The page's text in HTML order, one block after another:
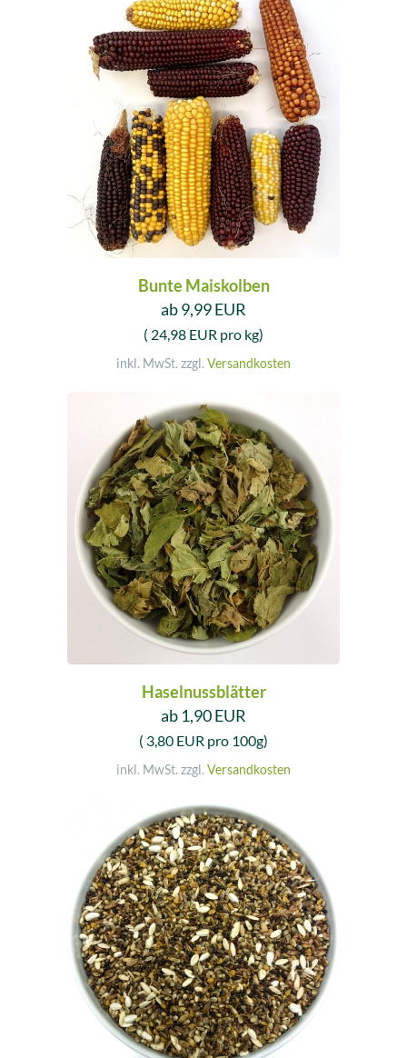
Bunte Maiskolben
ab 9,99 EUR
( 24,98 EUR pro kg)
inkl. MwSt. zzgl. Versandkosten
Haselnussblätter
ab 1,90 EUR
( 3,80 EUR pro 100g)
inkl. MwSt. zzgl. Versandkosten